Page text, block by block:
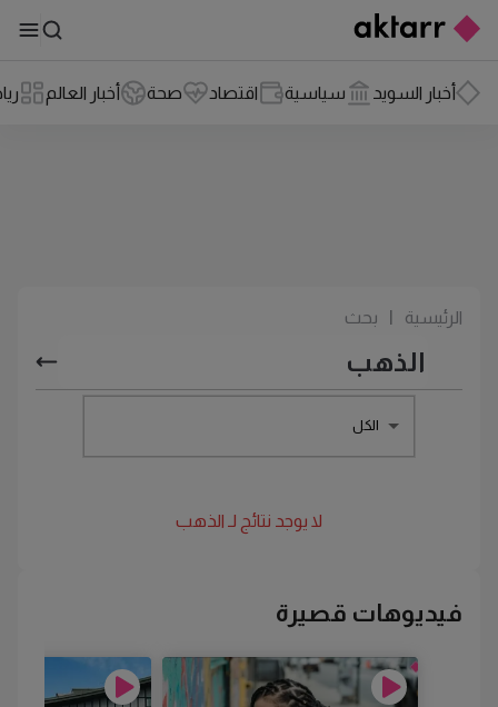
أخبار السويد سياسية اقتصاد صحة أخبار العالم
الرئيسية بحث
الكل
لا يوجد نتائج لـ الذهب
فيديوهات قصيرة